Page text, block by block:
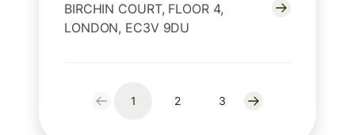
BIRCHIN COURT, FLOOR 4,
LONDON, EC3V 9DU
1 2 3